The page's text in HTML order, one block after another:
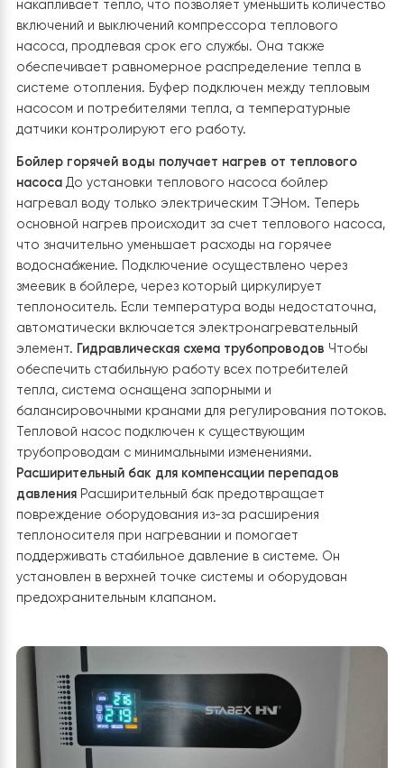
системой
В этом проекте тепловой насос Raymer RAY-15DS1-
был интегрирован в уже существующую систему
отопления и горячего водоснабжения, которая
из электрокотла, бойлера горячей воды и буферной
емкости. Установка теплового насоса позволила
значительно повысить энергоэффективность
уменьшив затраты на электроэнергию.Гидромодуль
теплового насоса установлен возле электрокотла
Гидромодуль теплового насоса подключен
к электрокотлу. Это означает, что оба источника
могут работать независимо или вместе. В случае
морозов электрокотел может автоматически
включаться для поддержания комфортной
Используемые трехходовые клапаны обеспечивают
автоматическое переключение между источниками
тепла, а система управления регулирует их работу в
зависимости от потребности.Буферная емкость как
стабилизатор работы системыБуферная емкость
накапливает тепло, что позволяет уменьшить
включений и выключений компрессора теплового
насоса, продлевая срок его службы. Она также
системе отопления. Буфер подключен между
насосом и потребителями тепла, а температурные
датчики контролируют его работу.
До установки теплового насоса бойлер
нагревал воду только электрическим ТЭНом. Теперь
основной нагрев происходит за счет теплового
что значительно уменьшает расходы на горячее
водоснабжение. Подключение осуществлено через